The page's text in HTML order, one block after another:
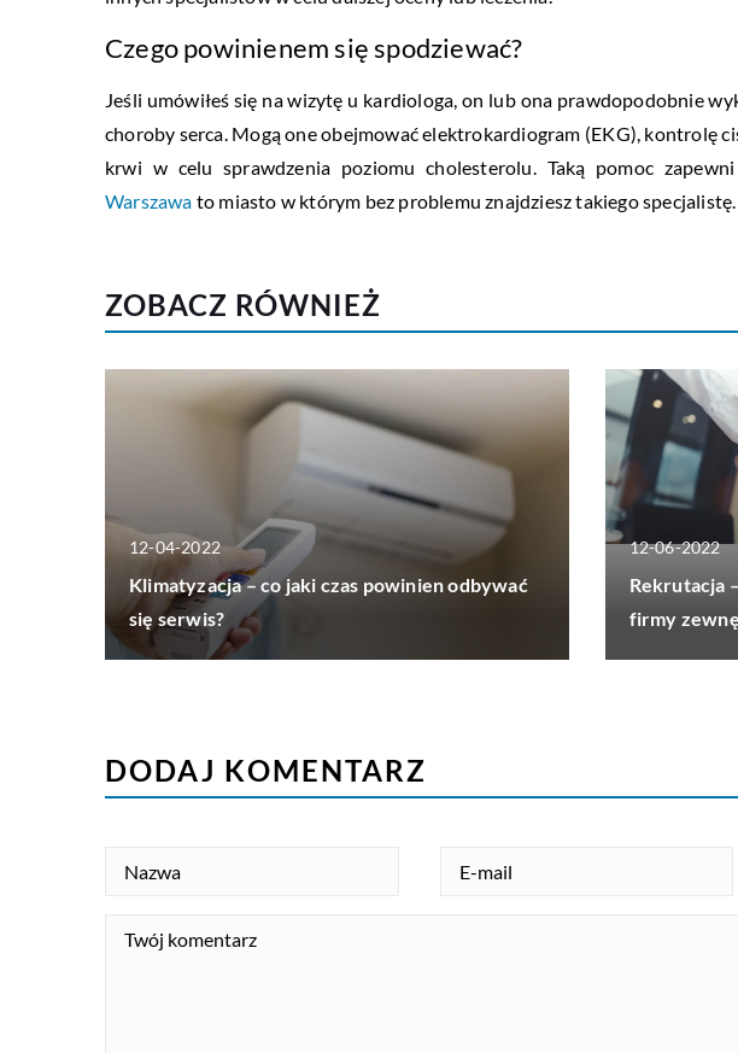
Czego powinienem się spodziewać?
Jeśli umówiłeś się na wizytę u kardiologa, on lub ona prawdopodobnie
choroby serca. Mogą one obejmować elektrokardiogram (EKG), kontrolę
krwi w celu sprawdzenia poziomu cholesterolu. Taką pomoc
Warszawa to miasto w którym bez problemu znajdziesz takiego specjalistę.
ZOBACZ RÓWNIEŻ
12-04-2022
Klimatyzacja – co jaki czas powinien odbywać
się serwis?
12-06-2022
Rekrutacja
firmy
DODAJ KOMENTARZ